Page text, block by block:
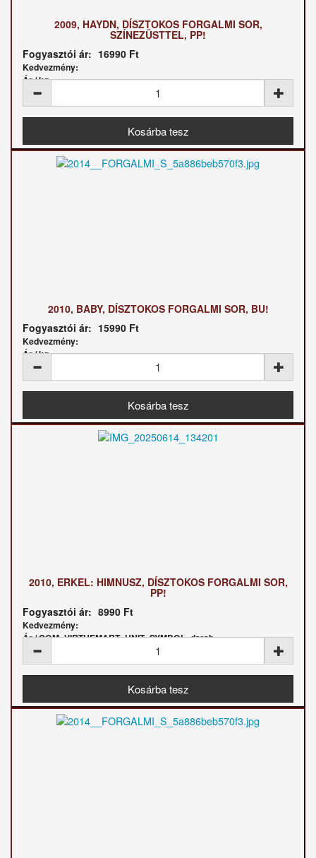
2009, HAYDN, DÍSZTOKOS FORGALMI SOR,
SZÍNEZÜSTTEL, PP!
Fogyasztói ár: 16990 Ft
Kedvezmény:
Ár / kg:
2010, BABY, DÍSZTOKOS FORGALMI SOR, BU!
Fogyasztói ár: 15990 Ft
Kedvezmény:
Ár / kg:
2010, ERKEL: HIMNUSZ, DÍSZTOKOS FORGALMI SOR,
PP!
Fogyasztói ár: 8990 Ft
Kedvezmény:
Ár / COM_VIRTUEMART_UNIT_SYMBOL_darab: